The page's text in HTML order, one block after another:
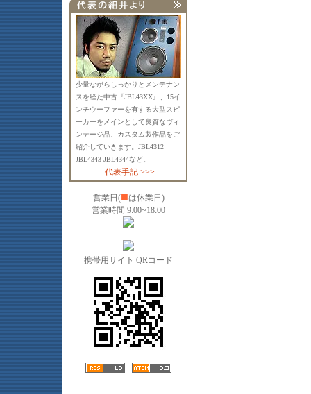
少量ながらしっかりとメンテナン
スを経た中古『JBL43XX』、15イ
ンチウーファーを有する大型スピ
ーカーをメインとして良質なヴィ
ンテージ品、カスタム製作品をご
紹介していきます。JBL4312
JBL4343 JBL4344など。
代表手記 >>>
営業日(■は休業日)
営業時間 9:00~18:00
携帯用サイト QRコード